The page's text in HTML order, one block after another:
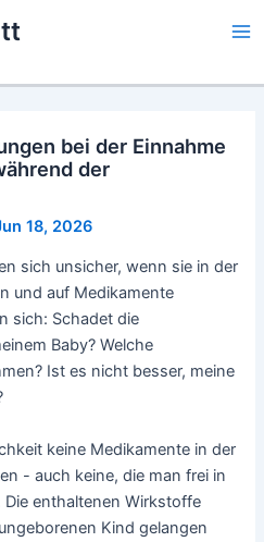
bei der Einnahme
der
18, 2026
sich unsicher, wenn sie in der
und auf Medikamente
sich: Schadet die
Baby? Welche
Ist es nicht besser, meine
keine Medikamente in der
- auch keine, die man frei in
enthaltenen Wirkstoffe
Kind gelangen